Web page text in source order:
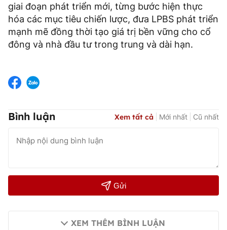
giai đoạn phát triển mới, từng bước hiện thực
hóa các mục tiêu chiến lược, đưa LPBS phát triển
mạnh mẽ đồng thời tạo giá trị bền vững cho cổ
đông và nhà đầu tư trong trung và dài hạn.
Bình luận Xem tất cả Mới nhất Cũ nhất
Gửi
XEM THÊM BÌNH LUẬN